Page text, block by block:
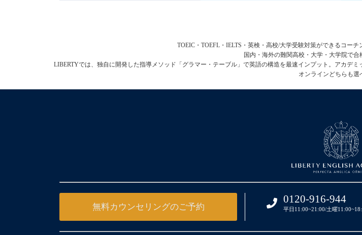
TOEIC・TOEFL・IELTS・英検・高校/大学受験対策ができるコー
国内・海外の難関高校・大学・大学院で合
LIBERTYでは、独自に開発した指導メソッド「グラマー・テーブル」で英語の構造を最速インプット。アカデ
オンラインどちらも選
無料カウンセリングのご予約
0120-916-944
平日11:00~21:00/土曜